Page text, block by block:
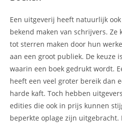
Een uitgeverij heeft natuurlijk
bekend maken van schrijvers.
tot sterren maken door hun
aan een groot publiek. De keuze
waarin een boek gedrukt wordt.
heeft een veel groter bereik dan
harde kaft. Toch hebben
edities die ook in prijs kunnen
beperkte oplage zijn uitgebracht.